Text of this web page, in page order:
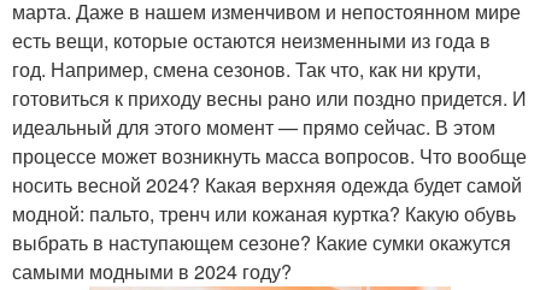
марта. Даже в нашем изменчивом и непостоянном мире
есть вещи, которые остаются неизменными из года в
год. Например, смена сезонов. Так что, как ни крути,
готовиться к приходу весны рано или поздно придется. И
идеальный для этого момент — прямо сейчас. В этом
процессе может возникнуть масса вопросов. Что вообще
носить весной 2024? Какая верхняя одежда будет самой
модной: пальто, тренч или кожаная куртка? Какую обувь
выбрать в наступающем сезоне? Какие сумки окажутся
самыми модными в 2024 году?